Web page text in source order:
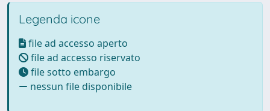
Legenda icone
file ad accesso aperto
file ad accesso riservato
file sotto embargo
nessun file disponibile